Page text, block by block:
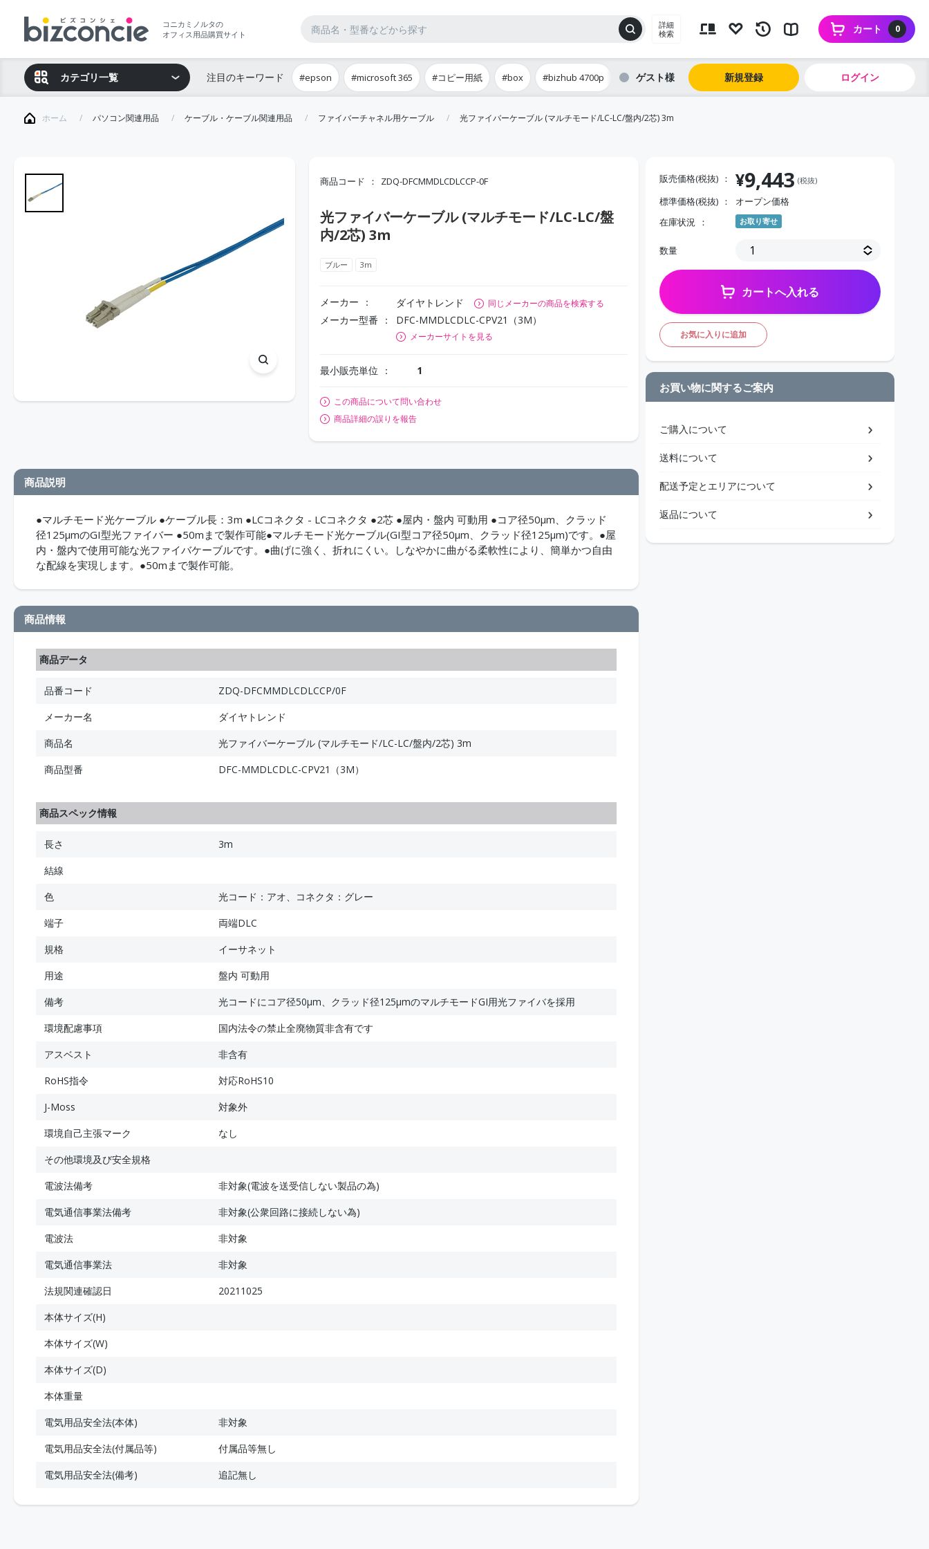
コニカミノルタの
オフィス用品購買サイト
詳細
検索
0
カート
カテゴリ一覧 注目のキーワード #epson #microsoft 365 #コピー用紙 #box #bizhub 4700p ゲスト 新規登録 ログイン
ホーム パソコン関連用品 ケーブル・ケーブル関連用品 ファイバーチャネル用ケーブル 光ファイバーケーブル (マルチモード/LC-LC/盤内/2芯) 3m
商品コード ZDQ-DFCMMDLCDLCCP-0F
光ファイバーケーブル (マルチモード/LC-LC/盤
内/2芯) 3m
ブルー 3m
メーカー ダイヤトレンド 同じメーカーの商品を検索する
メーカー型番 DFC-MMDLCDLC-CPV21（3M）
メーカーサイトを見る
最小販売単位 1
この商品について問い合わせ
商品詳細の誤りを報告
商品説明
●マルチモード光ケーブル ●ケーブル長：3m ●LCコネクタ - LCコネクタ ●2芯 ●屋内・盤内 可動用 ●コア径50μm、クラッド
径125μmのGI型光ファイバー ●50mまで製作可能●マルチモード光ケーブル(GI型コア径50μm、クラッド径125μm)です。●屋
内・盤内で使用可能な光ファイバケーブルです。●曲げに強く、折れにくい。しなやかに曲がる柔軟性により、簡単かつ自由
な配線を実現します。●50mまで製作可能。
商品情報
商品データ
品番コード
ZDQ-DFCMMDLCDLCCP/0F
メーカー名
ダイヤトレンド
商品名
光ファイバーケーブル (マルチモード/LC-LC/盤内/2芯) 3m
商品型番
DFC-MMDLCDLC-CPV21（3M）
商品スペック情報
長さ
3m
結線
色
光コード：アオ、コネクタ：グレー
端子
両端DLC
規格
イーサネット
用途
盤内 可動用
備考
光コードにコア径50μm、クラッド径125μmのマルチモードGI用光ファイバを採用
環境配慮事項
国内法令の禁止全廃物質非含有です
アスベスト
非含有
RoHS指令
対応RoHS10
J-Moss
対象外
環境自己主張マーク
なし
その他環境及び安全規格
電波法備考
非対象(電波を送受信しない製品の為)
電気通信事業法備考
非対象(公衆回路に接続しない為)
電波法
非対象
電気通信事業法
非対象
法規関連確認日
20211025
本体サイズ(H)
本体サイズ(W)
本体サイズ(D)
本体重量
電気用品安全法(本体)
非対象
電気用品安全法(付属品等)
付属品等無し
電気用品安全法(備考)
追記無し
販売価格(税抜) ¥9,443 (税抜)
標準価格(税抜)
オープン価格
在庫状況
お取り寄せ
数量
カートへ入れる
お気に入りに追加
お買い物に関するご案内
ご購入について
送料について
配送予定とエリアについて
返品について